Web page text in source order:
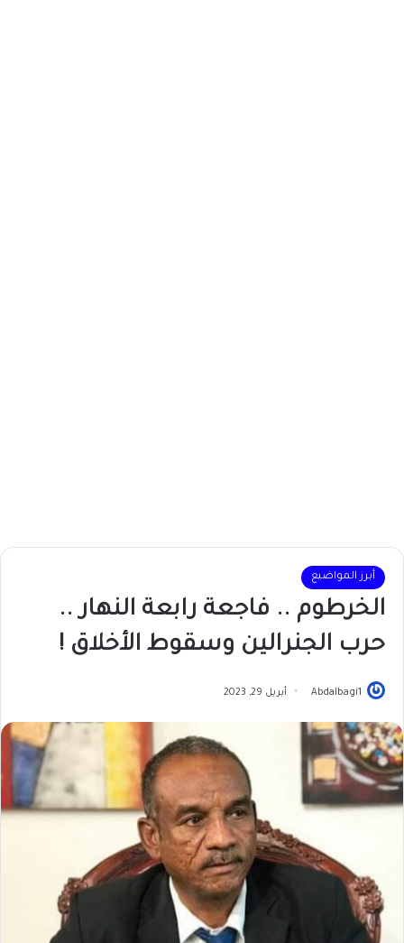
أبرز المواضيع
الخرطوم .. فاجعة رابعة النهار ..
حرب الجنرالين وسقوط الأخلاق !
Abdalbagi1 أبريل 29, 2023